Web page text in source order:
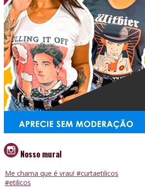
Nosso mural
Me chama que é vrau! #curtaetilicos
#etilicos